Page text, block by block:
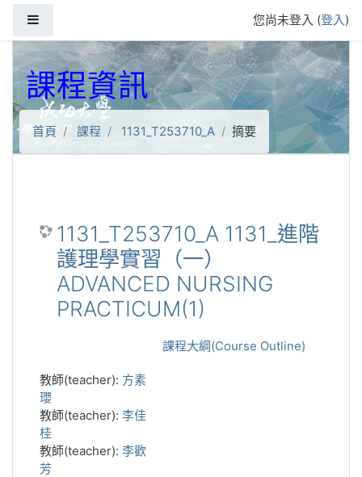
您尚未登入 (登入)
課程資訊
首頁 課程 1131_T253710_A 摘要
1131_T253710_A 1131_進階
護理學實習（一）
ADVANCED NURSING
PRACTICUM(1)
課程大綱(Course Outline)
教師(teacher): 方素
瓔
教師(teacher): 李佳
桂
教師(teacher): 李歡
芳